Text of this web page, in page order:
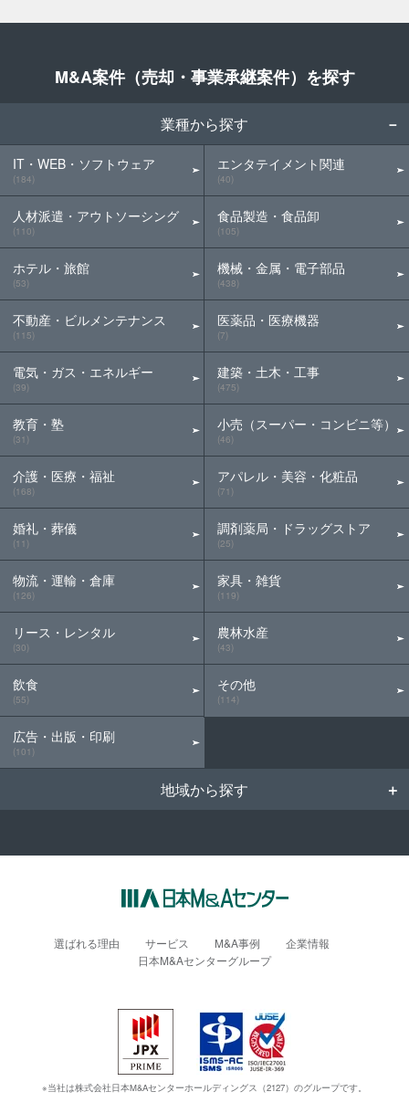
M&A案件（売却・事業承継案件）を探す
業種から探す
IT・WEB・ソフトウェア
(184)
人材派遣・アウトソーシング
(110)
ホテル・旅館
(53)
不動産・ビルメンテナンス
(115)
電気・ガス・エネルギー
(39)
教育・塾
(31)
介護・医療・福祉
(168)
婚礼・葬儀
(11)
物流・運輸・倉庫
(126)
リース・レンタル
(30)
飲食
(55)
広告・出版・印刷
(101)
エンタテイメント関連
(40)
食品製造・食品卸
(105)
機械・金属・電子部品
(438)
医薬品・医療機器
(7)
建築・土木・工事
(475)
小売（スーパー・コンビニ等）
(46)
アパレル・美容・化粧品
(71)
調剤薬局・ドラッグストア
(25)
家具・雑貨
(119)
農林水産
(43)
その他
(114)
地域から探す
選ばれる理由 サービス M&A事例
企業情報
日本M&Aセンターグループ
※当社は株式会社日本M&Aセンターホールディングス（2127）のグループです。